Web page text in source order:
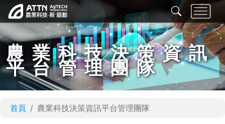
農業科技決策資訊
平台管理團隊
首頁 農業科技決策資訊平台管理團隊